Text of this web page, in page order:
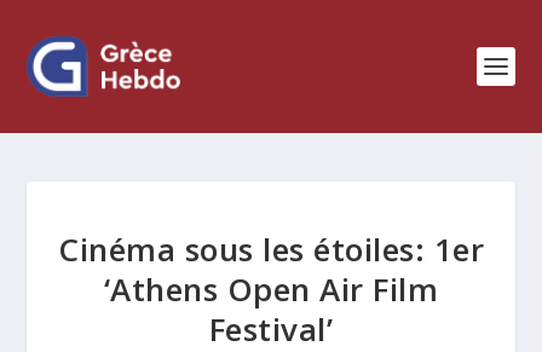
Cinéma sous les étoiles: 1er
‘Athens Open Air Film
Festival’